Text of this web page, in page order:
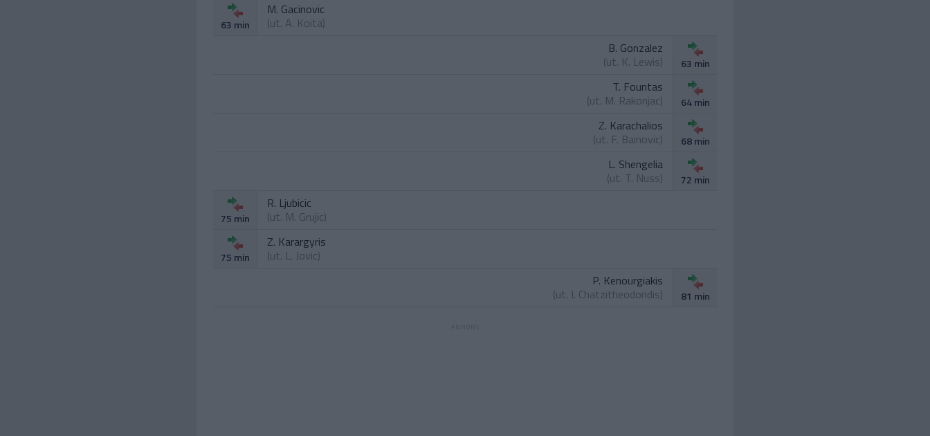
63 min
M. Gacinovic
(ut. A. Koita)
B. Gonzalez
(ut. K. Lewis) 63 min
T. Fountas
(ut. M. Rakonjac) 64 min
Z. Karachalios
(ut. F. Bainovic) 68 min
L. Shengelia
(ut. T. Nuss) 72 min
75 min
R. Ljubicic
(ut. M. Grujic)
75 min
Z. Karargyris
(ut. L. Jovic)
P. Kenourgiakis
(ut. I. Chatzitheodoridis) 81 min